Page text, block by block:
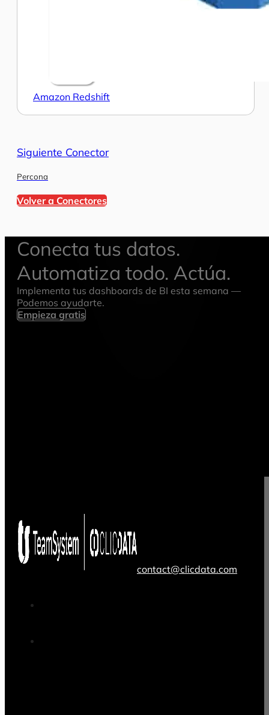
Amazon Redshift
Siguiente Conector
Percona
Volver a Conectores
Conecta tus datos.
Automatiza todo. Actúa.
Implementa tus dashboards de BI esta semana —
Podemos ayudarte.
Empieza gratis
contact@clicdata.com